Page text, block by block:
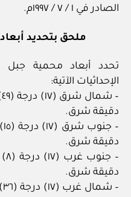
الصادر في ١ / ٧ / ١٩٩٧م.
ملحق بتحديد
تحدد أبعاد محمية
الإحداثيات الآتية:
دقيقة شرق.
دقيقة شرق.
دقيقة شرق.